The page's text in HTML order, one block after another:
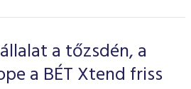
a tőzsdén, a
a BÉT Xtend friss